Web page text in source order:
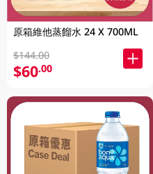
原箱維他蒸餾水 24 X 700ML
$144.00
$60.00